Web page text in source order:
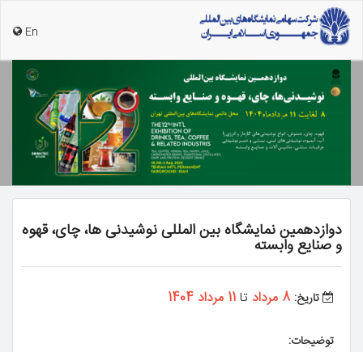
En
دوازدهمین نمایشگاه بین المللی نوشیدنی ها، چای، قهوه
و صنایع وابسته
تاریخ: 8 مرداد تا11 مرداد 1404
توضیحات: